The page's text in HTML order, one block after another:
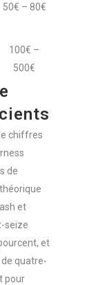
50€ – 80€
100€ –
500€
chiffres
de
et
seize
et
quatre-
pour